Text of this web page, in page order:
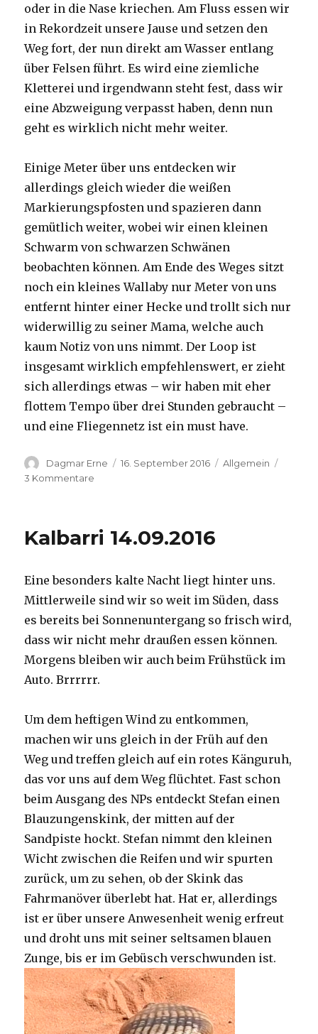
oder in die Nase kriechen. Am Fluss essen wir
in Rekordzeit unsere Jause und setzen den
Weg fort, der nun direkt am Wasser entlang
über Felsen führt. Es wird eine ziemliche
Kletterei und irgendwann steht fest, dass wir
eine Abzweigung verpasst haben, denn nun
geht es wirklich nicht mehr weiter.
Einige Meter über uns entdecken wir
allerdings gleich wieder die weißen
Markierungspfosten und spazieren dann
gemütlich weiter, wobei wir einen kleinen
Schwarm von schwarzen Schwänen
beobachten können. Am Ende des Weges sitzt
noch ein kleines Wallaby nur Meter von uns
entfernt hinter einer Hecke und trollt sich nur
widerwillig zu seiner Mama, welche auch
kaum Notiz von uns nimmt. Der Loop ist
insgesamt wirklich empfehlenswert, er zieht
sich allerdings etwas – wir haben mit eher
flottem Tempo über drei Stunden gebraucht –
und eine Fliegennetz ist ein must have.
Autor
Dagmar Erne
Veröffentlicht
16. September 2016 Kategorien
Allgemein
3 Kommentare
Kalbarri 14.09.2016
Eine besonders kalte Nacht liegt hinter uns.
Mittlerweile sind wir so weit im Süden, dass
es bereits bei Sonnenuntergang so frisch wird,
dass wir nicht mehr draußen essen können.
Morgens bleiben wir auch beim Frühstück im
Auto. Brrrrrr.
Um dem heftigen Wind zu entkommen,
machen wir uns gleich in der Früh auf den
Weg und treffen gleich auf ein rotes Känguruh,
das vor uns auf dem Weg flüchtet. Fast schon
beim Ausgang des NPs entdeckt Stefan einen
Blauzungenskink, der mitten auf der
Sandpiste hockt. Stefan nimmt den kleinen
Wicht zwischen die Reifen und wir spurten
zurück, um zu sehen, ob der Skink das
Fahrmanöver überlebt hat. Hat er, allerdings
ist er über unsere Anwesenheit wenig erfreut
und droht uns mit seiner seltsamen blauen
Zunge, bis er im Gebüsch verschwunden ist.